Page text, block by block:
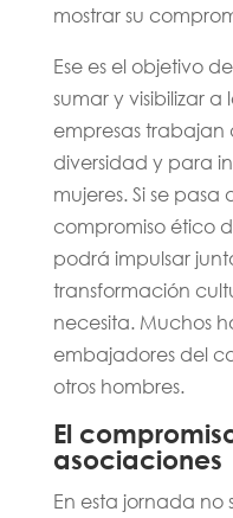
mostrar su
Ese es el objetivo
sumar y visibilizar a
empresas
diversidad y para
mujeres. Si se
compromiso ético
podrá impulsar
transformación
necesita. Muchos
embajadores del
otros hombres.
El
asociaciones
En esta jornada no